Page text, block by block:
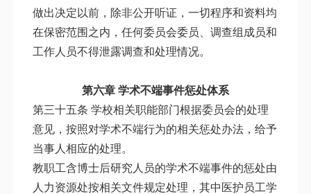
做出决定以前，除非公开听证，一切程序和资料均
在保密范围之内，任何委员会委员、调查组成员和
工作人员不得泄露调查和处理情况。
第六章 学术不端事件惩处体系
第三十五条 学校相关职能部门根据委员会的处理
意见，按照对学术不端行为的相关惩处办法，给予
当事人相应的处理。
教职工含博士后研究人员的学术不端事件的惩处由
人力资源处按相关文件规定处理，其中医护员工学